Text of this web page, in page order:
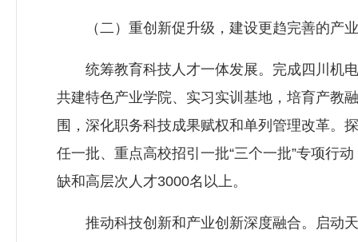
（二）重创新促升级，建设更趋完善的产
统筹教育科技人才一体发展。完成四川机电
共建特色产业学院、实习实训基地，培育产教
围，深化职务科技成果赋权和单列管理改革。
任一批、重点高校招引一批“三个一批”专项行
缺和高层次人才3000名以上。
推动科技创新和产业创新深度融合。启动天